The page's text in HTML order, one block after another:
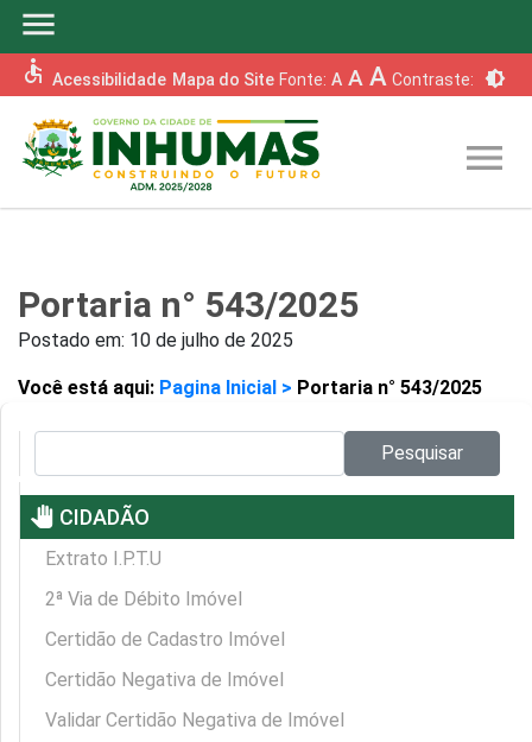
menu
accessible Acessibilidade Mapa do Site Fonte: A A A Contraste: brightness_6
menu
Portaria n° 543/2025
Postado em: 10 de julho de 2025
Você está aqui: Pagina Inicial > Portaria n° 543/2025
Pesquisar
pan_tool CIDADÃO
Extrato I.P.T.U
2ª Via de Débito Imóvel
Certidão de Cadastro Imóvel
Certidão Negativa de Imóvel
Validar Certidão Negativa de Imóvel